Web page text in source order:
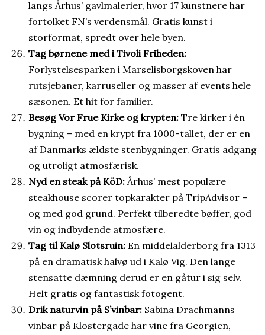
langs Århus’ gavlmalerier, hvor 17 kunstnere har
fortolket FN’s verdensmål. Gratis kunst i
storformat, spredt over hele byen.
Tag børnene med i Tivoli Friheden:
Forlystelsesparken i Marselisborgskoven har
rutsjebaner, karruseller og masser af events hele
sæsonen. Et hit for familier.
Besøg Vor Frue Kirke og krypten: Tre kirker i én
bygning – med en krypt fra 1000-tallet, der er en
af Danmarks ældste stenbygninger. Gratis adgang
og utroligt atmosfærisk.
Nyd en steak på KöD:Århus’ mest populære
steakhouse scorer topkarakter på TripAdvisor –
og med god grund. Perfekt tilberedte bøffer, god
vin og indbydende atmosfære.
Tag til Kalø Slotsruin: En middelalderborg fra 1313
på en dramatisk halvø ud i Kalø Vig. Den lange
stensatte dæmning derud er en gåtur i sig selv.
Helt gratis og fantastisk fotogent.
Drik naturvin på S’vinbar: Sabina Drachmanns
vinbar på Klostergade har vine fra Georgien,